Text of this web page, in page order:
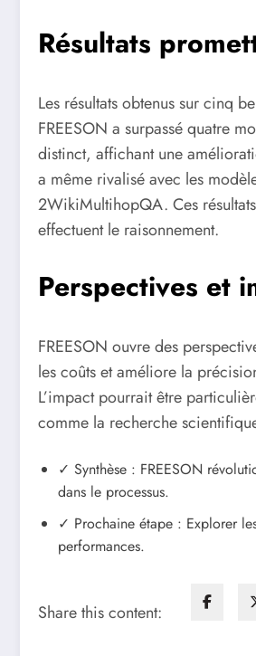
Résultats
Les résultats obtenus sur cinq
FREESON a surpassé quatre
distinct, affichant une
a même rivalisé avec les
2WikiMultihopQA. Ces
effectuent le raisonnement.
Perspectives et
FREESON ouvre des
les coûts et améliore la
L’impact pourrait être
comme la recherche
✓ Synthèse : FREESON
dans le processus.
✓ Prochaine étape : Explorer
performances.
Share this content: